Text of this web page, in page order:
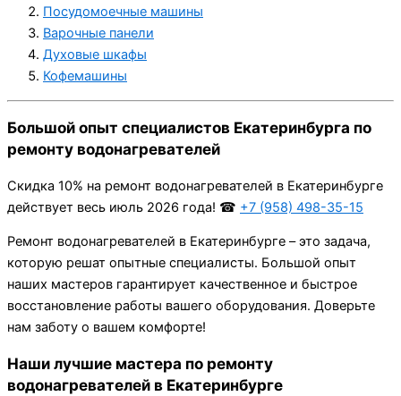
Посудомоечные машины
Варочные панели
Духовые шкафы
Кофемашины
Большой опыт специалистов Екатеринбурга по
ремонту водонагревателей
Cкидка 10% на ремонт водонагревателей в Екатеринбурге
действует весь июль 2026 года! ☎ +7 (958) 498-35-15
Ремонт водонагревателей в Екатеринбурге – это задача,
которую решат опытные специалисты. Большой опыт
наших мастеров гарантирует качественное и быстрое
восстановление работы вашего оборудования. Доверьте
нам заботу о вашем комфорте!
Наши лучшие мастера по ремонту
водонагревателей в Екатеринбурге